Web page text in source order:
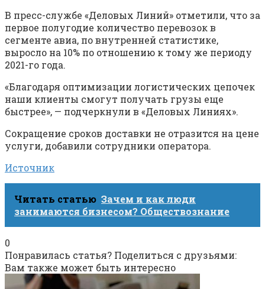
В пресс-службе «Деловых Линий» отметили, что за
первое полугодие количество перевозок в
сегменте авиа, по внутренней статистике,
выросло на 10% по отношению к тому же периоду
2021-го года.
«Благодаря оптимизации логистических цепочек
наши клиенты смогут получать грузы еще
быстрее», — подчеркнули в «Деловых Линиях».
Сокращение сроков доставки не отразится на цене
услуги, добавили сотрудники оператора.
Источник
Читать статью Зачем и как люди
занимаются бизнесом? Обществознание
0
Понравилась статья? Поделиться с друзьями:
Вам также может быть интересно